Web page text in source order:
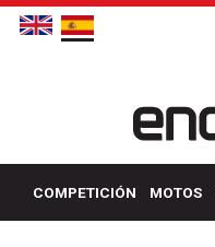
COMPETICIÓN MOTOS